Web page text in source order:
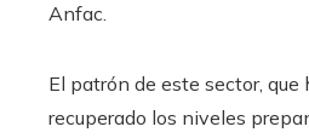
Anfac.
El patrón de este sector, que
recuperado los niveles